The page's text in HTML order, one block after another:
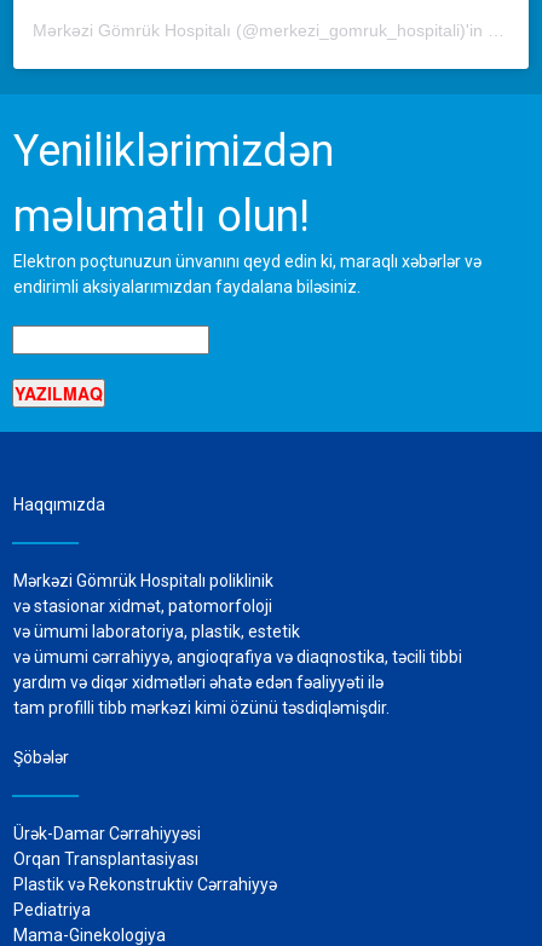
Yeniliklərimizdən
məlumatlı olun!
Elektron poçtunuzun ünvanını qeyd edin ki, maraqlı xəbərlər və
endirimli aksiyalarımızdan faydalana biləsiniz.
Haqqımızda
Mərkəzi Gömrük Hospitalı poliklinik
və stasionar xidmət, patomorfoloji
və ümumi laboratoriya, plastik, estetik
və ümumi cərrahiyyə, angioqrafiya və diaqnostika, təcili tibbi
yardım və diqər xidmətləri əhatə edən fəaliyyəti ilə
tam profilli tibb mərkəzi kimi özünü təsdiqləmişdir.
Şöbələr
Ürək-Damar Cərrahiyyəsi
Orqan Transplantasiyası
Plastik və Rekonstruktiv Cərrahiyyə
Pediatriya
Mama-Ginekologiya